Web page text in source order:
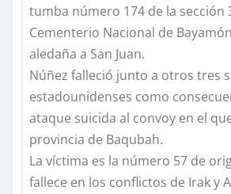
tumba número 174 de la sección
Cementerio Nacional de
aledaña a San Juan.
Núñez falleció junto a otros tres
estadounidenses como
ataque suicida al convoy en el
provincia de Baqubah.
La víctima es la número 57 de
fallece en los conflictos de Irak y